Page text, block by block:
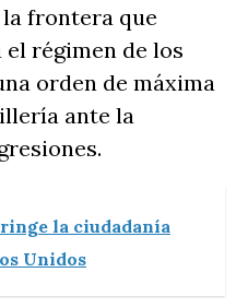
la frontera que
régimen de los
orden de máxima
ante la
la ciudadanía
Unidos